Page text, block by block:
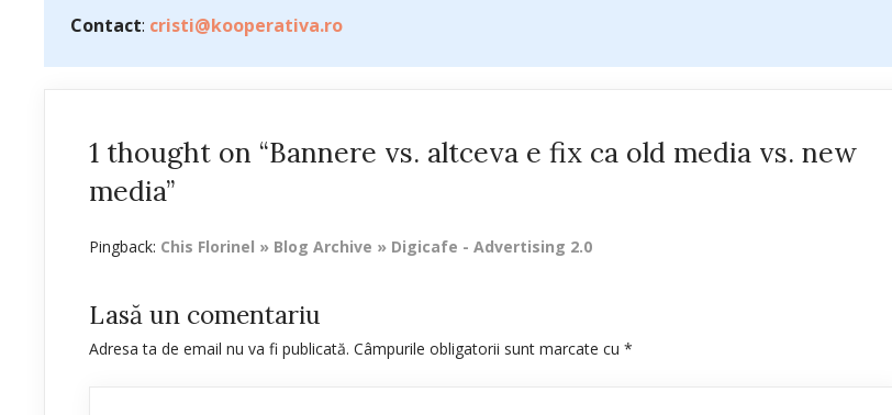
Contact: cristi@kooperativa.ro
1 thought on “Bannere vs. altceva e fix ca old media vs. new
media”
Pingback: Chis Florinel » Blog Archive » Digicafe - Advertising 2.0
Lasă un comentariu
Adresa ta de email nu va fi publicată. Câmpurile obligatorii sunt marcate cu *